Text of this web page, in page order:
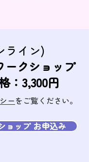
ライン)
ークショップ
：3,300円
ーをご覧ください。
ョップ お申込み